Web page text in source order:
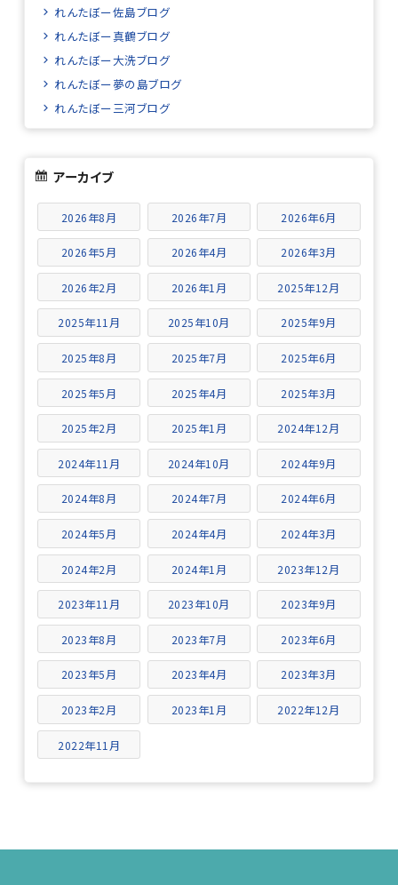
れんたぼー佐島ブログ
れんたぼー真鶴ブログ
れんたぼー大洗ブログ
れんたぼー夢の島ブログ
れんたぼー三河ブログ
アーカイブ
2026年8月 2026年7月 2026年6月
2026年5月 2026年4月 2026年3月
2026年2月 2026年1月 2025年12月
2025年11月 2025年10月 2025年9月
2025年8月 2025年7月 2025年6月
2025年5月 2025年4月 2025年3月
2025年2月 2025年1月 2024年12月
2024年11月 2024年10月 2024年9月
2024年8月 2024年7月 2024年6月
2024年5月 2024年4月 2024年3月
2024年2月 2024年1月 2023年12月
2023年11月 2023年10月 2023年9月
2023年8月 2023年7月 2023年6月
2023年5月 2023年4月 2023年3月
2023年2月 2023年1月 2022年12月
2022年11月